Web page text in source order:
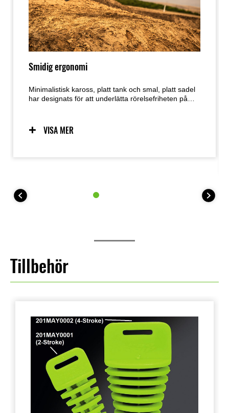
Smidig ergonomi
Minimalistisk kaross, platt tank och smal, platt sadel
har designats för att underlätta rörelsefriheten på
VISA MER
Tillbehör